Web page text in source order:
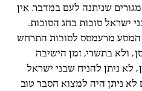
שניתנה לעם במדבר. אין
ישראל סוכות בחג הסוכות.
המסע מרעמסס לסוכות התרחש
ולא בתשרי, זמן הישיבה
לא ניתן להניח שבני ישראל
ניתן היה למצוא הסבר טוב